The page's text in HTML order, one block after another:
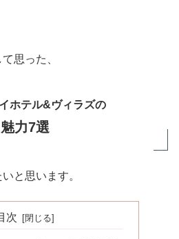
思った、
ホテル&ヴィラズの
魅力7選
と思います。
次